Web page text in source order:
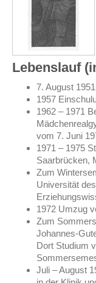
Lebenslauf
7. August
1957
1962 – 1971
vom 7. Juni
1971 – 1975
Saarbrücken,
Zum
Universität
1972 Umzug
Zum
Johannes-
Dort Studium
Juli – August